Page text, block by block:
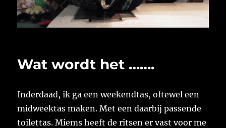
Wat wordt het …….
Inderdaad, ik ga een weekendtas, oftewel een
midweektas maken. Met een daarbij passende
toilettas. Miems heeft de ritsen er vast voor me